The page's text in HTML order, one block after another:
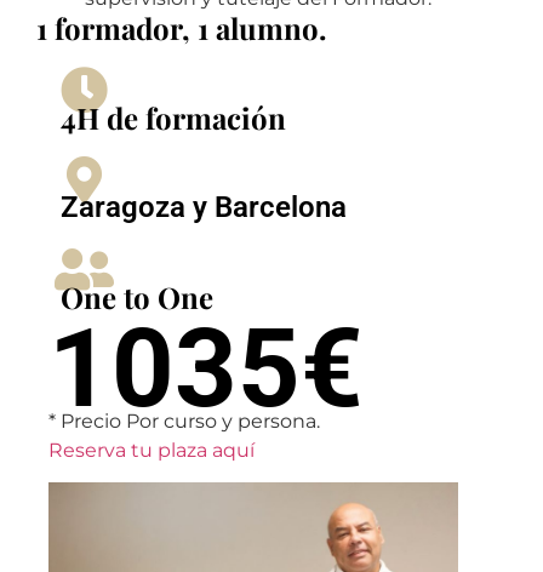
1 formador, 1 alumno.
4H de formación
Zaragoza y Barcelona
One to One
1035€
* Precio Por curso y persona.
Reserva tu plaza aquí